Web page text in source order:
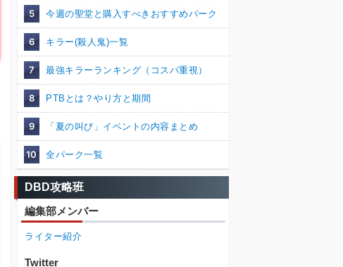
5 今週の聖堂と購入すべきおすすめパーク
6 キラー(殺人鬼)一覧
7 最強キラーランキング（コスパ重視）
8 PTBとは？やり方と期間
9 「夏の叫び」イベントの内容まとめ
10 全パーク一覧
DBD攻略班
編集部メンバー
ライター紹介
Twitter